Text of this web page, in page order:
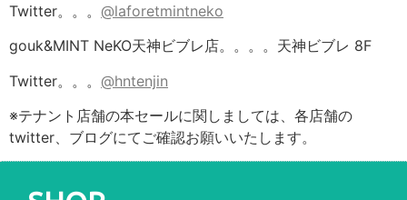
Twitter。。。 @laforetmintneko
gouk&MINT NeKO天神ビブレ店。。。。天神ビブレ 8F
Twitter。。。 @hntenjin
※テナント店舗の本セールに関しましては、各店舗の
twitter、ブログにてご確認お願いいたします。